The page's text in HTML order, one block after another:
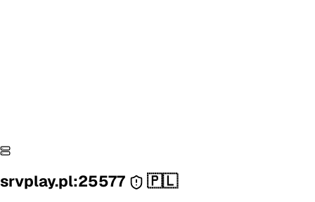
srvplay.pl:25577 🇵🇱